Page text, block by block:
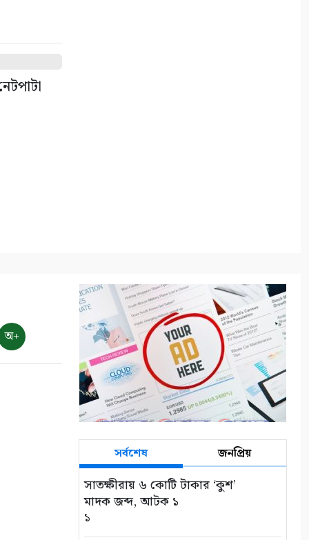
অ+
সর্বশেষ জনপ্রিয়
সাতক্ষীরায় ৬ কোটি টাকার ‘কুশ’
মাদক জব্দ, আটক ১
১